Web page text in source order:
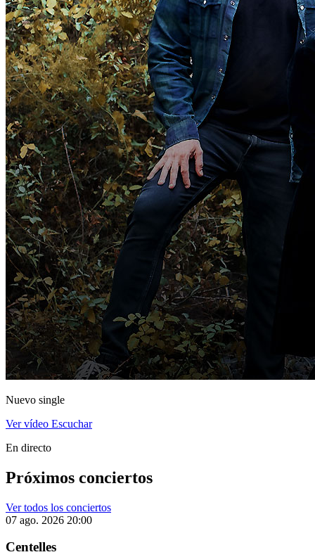
Nuevo single
Ver vídeo Escuchar
En directo
Próximos conciertos
Ver todos los conciertos
07 ago. 2026 20:00
Centelles